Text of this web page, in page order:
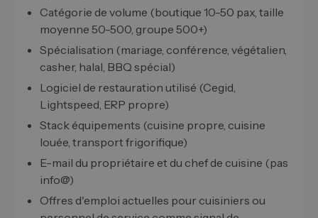
Catégorie de volume (boutique 10-50 pax, taille
moyenne 50-500, groupe 500+)
Spécialisation (mariage, conférence, végétalien,
casher, halal, BBQ spécial)
Logiciel de restauration utilisé (Cegid,
Lightspeed, ERP propre)
Stack équipements (cuisine propre, cuisine
louée, transport frigorifique)
E-mail du propriétaire et du chef de cuisine (pas
info@)
Offres d'emploi actuelles pour cuisiniers ou